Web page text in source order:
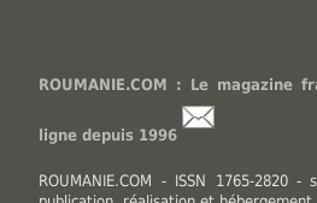
ROUMANIE.COM : Le magazine
ligne depuis 1996
ROUMANIE.COM - ISSN 1765-2820